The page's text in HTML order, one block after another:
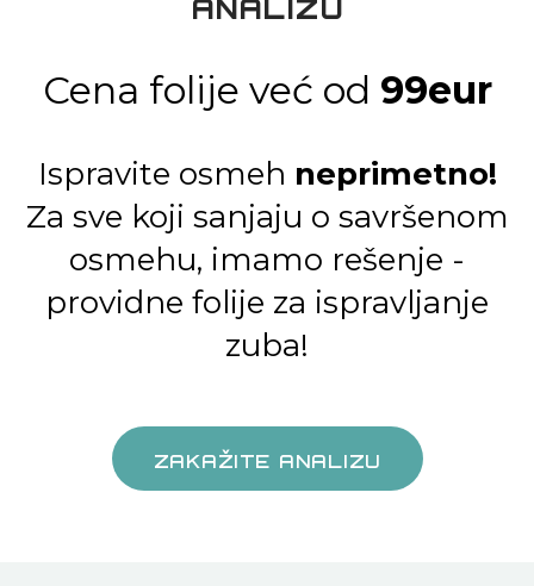
Cena folije već od 99eur
Ispravite osmeh neprimetno!
Za sve koji sanjaju o savršenom
osmehu, imamo rešenje -
providne folije za ispravljanje
zuba!
ZAKAŽITE ANALIZU